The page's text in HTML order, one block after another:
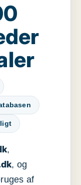
,
, og
af